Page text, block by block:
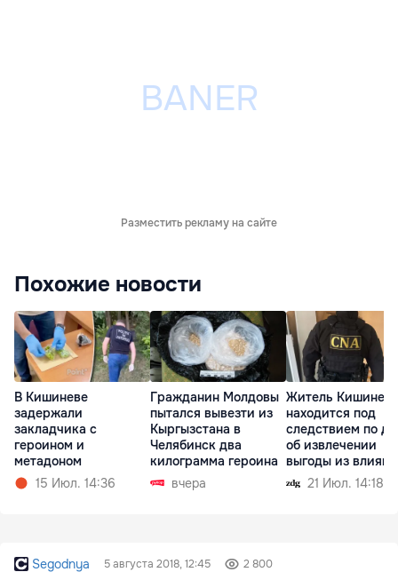
Разместить рекламу на сайте
Похожие новости
В Кишиневе
задержали
закладчика с
героином и
метадоном
15 Июл. 14:36
Гражданин Молдовы
пытался вывезти из
Кыргызстана в
Челябинск два
килограмма героина
вчера
Житель Кишинева
находится под
следствием по
об извлечении
выгоды из
21 Июл. 14:18
Segodnya 5 августа 2018, 12:45 2 800